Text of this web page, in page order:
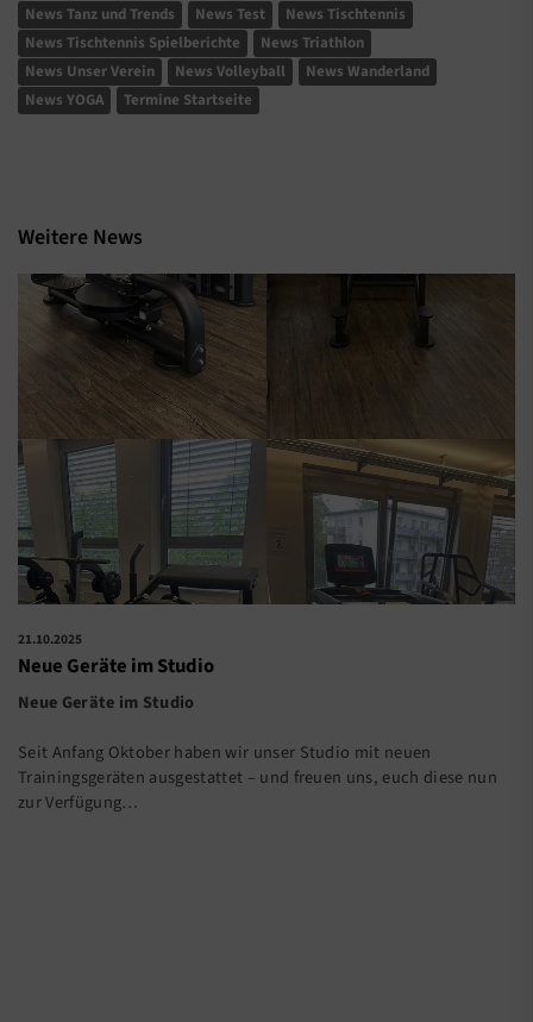
News Tanz und Trends News Test
News Tischtennis
News Tischtennis Spielberichte
News Triathlon
News Unser Verein
News Volleyball
News Wanderland
News YOGA
Termine Startseite
Weitere News
21.10.2025
Neue Geräte im Studio
Neue Geräte im Studio
Seit Anfang Oktober haben wir unser Studio mit neuen
Trainingsgeräten ausgestattet – und freuen uns, euch diese nun
zur Verfügung…